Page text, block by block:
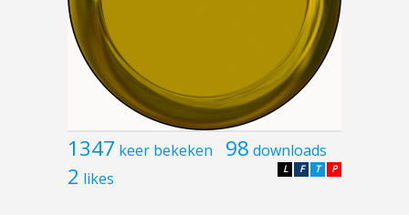
1347 keer bekeken 98 downloads
2 likes P
T
F
L